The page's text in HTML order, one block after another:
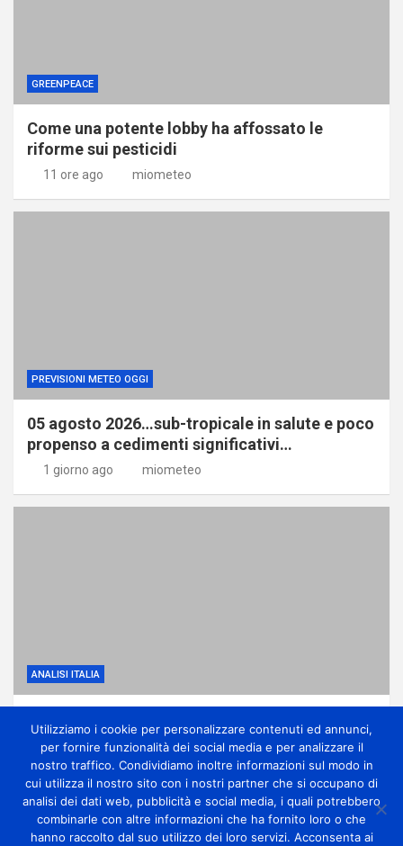
GREENPEACE
Come una potente lobby ha affossato le
riforme sui pesticidi
11 ore ago miometeo
PREVISIONI METEO OGGI
05 agosto 2026…sub-tropicale in salute e poco
propenso a cedimenti significativi…
1 giorno ago miometeo
ANALISI ITALIA
qualche temporale di calore
1 giorno ago miometeo
Utilizziamo i cookie per personalizzare contenuti ed annunci,
per fornire funzionalità dei social media e per analizzare il
nostro traffico. Condividiamo inoltre informazioni sul modo in
cui utilizza il nostro sito con i nostri partner che si occupano di
analisi dei dati web, pubblicità e social media, i quali potrebbero
combinarle con altre informazioni che ha fornito loro o che
hanno raccolto dal suo utilizzo dei loro servizi. Acconsenta ai